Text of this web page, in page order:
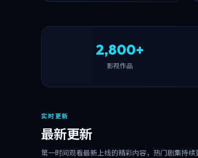
2,800+
影视作品
实时更新
最新更新
第一时间观看最新上线的精彩内容，热门剧集持续